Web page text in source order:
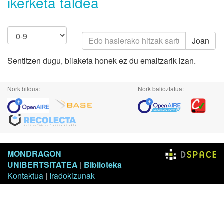
Joan
Sentitzen dugu, bilaketa honek ez du emaitzarik izan.
Nork bildua: Nork balioztatua:
MONDRAGON
UNIBERTSITATEA | Biblioteka
Kontaktua | Iradokizunak